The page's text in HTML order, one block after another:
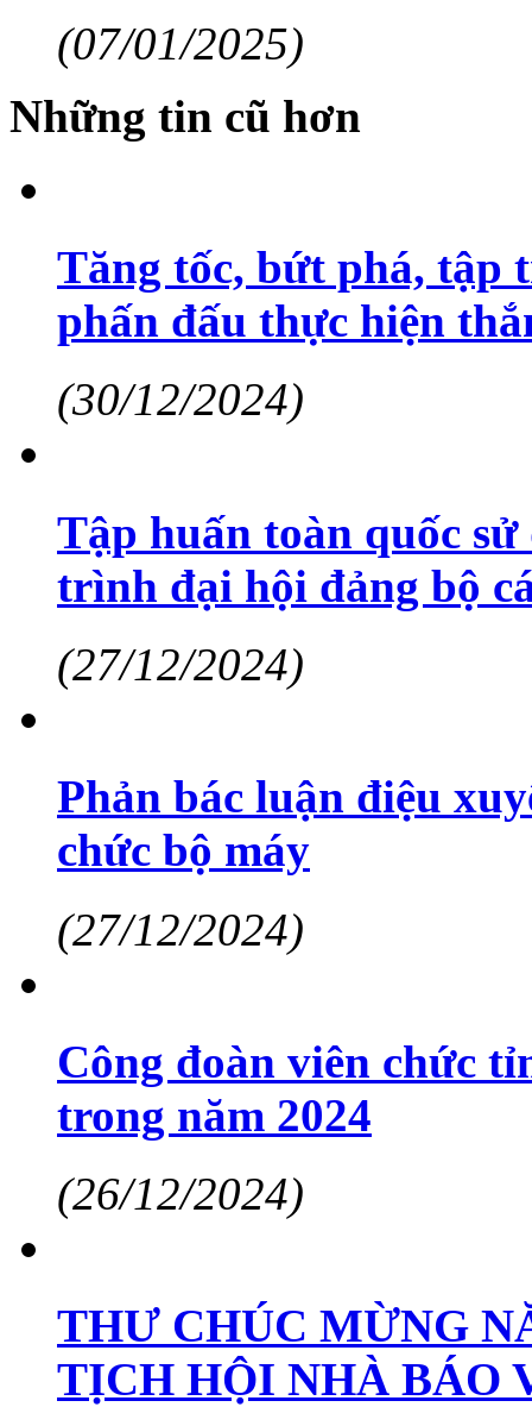
(07/01/2025)
Những tin cũ hơn
Tăng tốc, bứt phá, tập
phấn đấu thực hiện
(30/12/2024)
Tập huấn toàn quốc
trình đại hội đảng bộ
(27/12/2024)
Phản bác luận điệu
chức bộ máy
(27/12/2024)
Công đoàn viên chức
trong năm 2024
(26/12/2024)
THƯ CHÚC MỪNG
TỊCH HỘI NHÀ BÁO